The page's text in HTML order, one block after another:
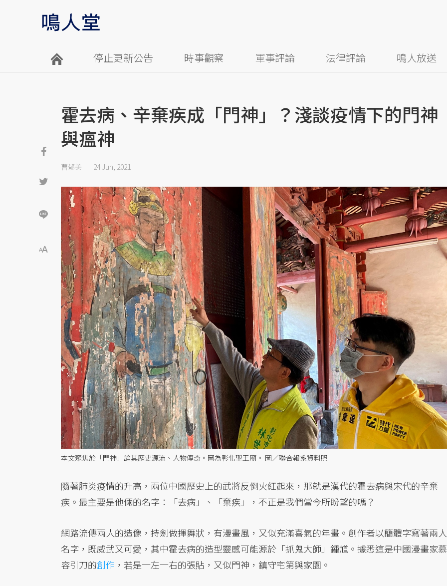
停止更新公告 時事觀察 軍事評論 法律評論 鳴人放送
霍去病、辛棄疾成「門神」？淺談疫情下的門神
與瘟神
曹郁美 24 Jun, 2021
本文聚焦於「門神」論其歷史源流、人物傳奇。圖為彰化聖王廟。 圖／聯合報系資料照
隨著肺炎疫情的升高，兩位中國歷史上的武將反倒火紅起來，那就是漢代的霍去病與宋代的辛棄
疾。最主要是他倆的名字：「去病」、「棄疾」，不正是我們當今所盼望的嗎？
網路流傳兩人的造像，持劍做揮舞狀，有漫畫風，又似充滿喜氣的年畫。創作者以簡體字寫著兩人
名字，既威武又可愛，其中霍去病的造型靈感可能源於「抓鬼大師」鍾馗。據悉這是中國漫畫家慕
容引刀的創作 ，若是一左一右的張貼，又似門神，鎮守宅第與家園。